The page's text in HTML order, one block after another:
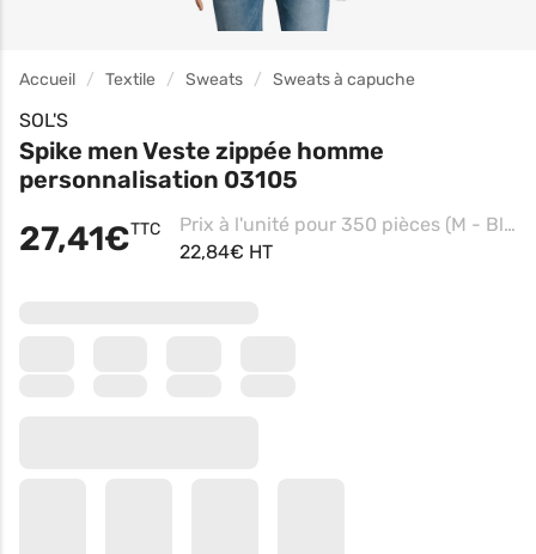
Accueil Textile Sweats Sweats à capuche
SOL'S
Spike men Veste zippée homme
personnalisation 03105
27,41€TTC
Prix à l'unité pour 350 pièces (M - Blanc, Impression coeur)
22,84€ HT